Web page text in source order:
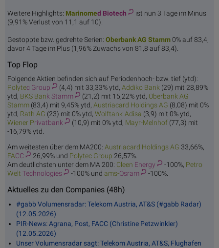
Weitere Highlights: Marinomed Biotech
ist nun 3 Tage im Minus
(9,91% Verlust von 11,1 auf 10).
Gestoppte bzw. gedrehte Serien: OberbankAG Stamm 0% auf 83,4,
davor 4 Tage im Plus (1,96% Zuwachs von 81,8 auf 83,4).
Top Flop
Folgende Aktien befinden sich auf Periodenhoch- bzw. tief (ytd):
Polytec Group (4,4) mit 33,33% ytd, Addiko Bank (29) mit 28,89%
ytd, BKS Bank Stamm (21,2) mit 15,22% ytd, Oberbank AG
Stamm (83,4) mit 9,45% ytd, Austriacard Holdings AG (8,08) mit 0%
ytd, Rath AG (23) mit 0% ytd, Wolftank-Adisa (3,9) mit 0% ytd,
Wiener Privatbank (10,9) mit 0% ytd, Mayr-Melnhof (77,3) mit
-16,79% ytd.
Am weitesten über dem MA200: Austriacard Holdings AG 33,66%,
FACC 26,99% und Polytec Group 26,57%.
Am deutlichsten unter dem MA 200: Cleen Energy -100%, Petro
Welt Technologies -100% und ams-Osram -100%.
Aktuelles zu den Companies (48h)
#gabb Volumensradar: Telekom Austria, AT&S (#gabb Radar)
(12.05.2026)
PIR-News: Agrana, Post, FACC (Christine Petzwinkler)
(12.05.2026)
Unser Volumensradar sagt: Telekom Austria, AT&S, Flughafen